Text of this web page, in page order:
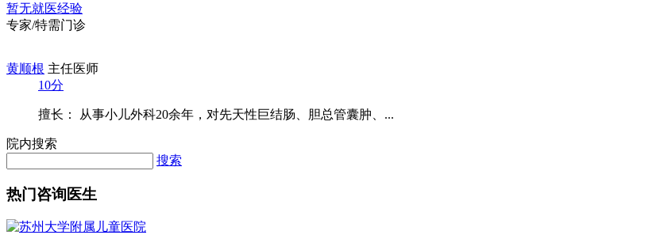
暂无就医经验
专家/特需门诊
黄顺根 主任医师
10分
擅长： 从事小儿外科20余年，对先天性巨结肠、胆总管囊肿、...
院内搜索
搜索
热门咨询医生